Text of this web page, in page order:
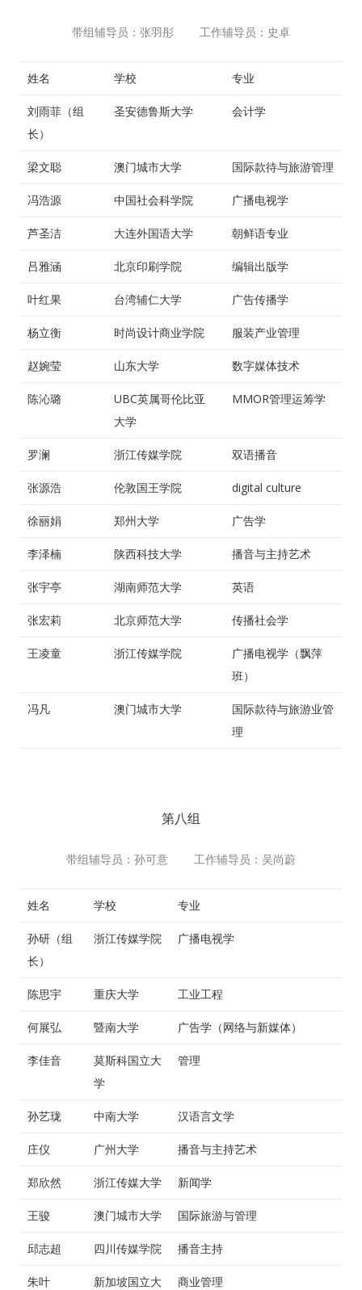
带组辅导员：张羽彤 工作辅导员：史卓
姓名 学校 专业
刘雨菲（组
长）
圣安德鲁斯大学 会计学
梁文聪 澳门城市大学 国际款待与旅游管理
冯浩源 中国社会科学院 广播电视学
芦圣洁 大连外国语大学 朝鲜语专业
吕雅涵 北京印刷学院 编辑出版学
叶红果 台湾辅仁大学 广告传播学
杨立衡 时尚设计商业学院 服装产业管理
赵婉莹 山东大学 数字媒体技术
陈沁璐
UBC英属哥伦比亚
大学
MMOR管理运筹学
罗澜 浙江传媒学院 双语播音
张源浩 伦敦国王学院 digital culture
徐丽娟 郑州大学 广告学
李泽楠 陕西科技大学 播音与主持艺术
张宇亭 湖南师范大学 英语
张宏莉 北京师范大学 传播社会学
王凌童 浙江传媒学院
广播电视学（飘萍
班）
冯凡 澳门城市大学
国际款待与旅游业管
理
第八组
带组辅导员：孙可意 工作辅导员：吴尚蔚
姓名 学校 专业
孙研（组
长）
浙江传媒学院 广播电视学
陈思宇 重庆大学 工业工程
何展弘 暨南大学 广告学（网络与新媒体）
李佳音
莫斯科国立大
学
管理
孙艺珑 中南大学 汉语言文学
庄仪 广州大学 播音与主持艺术
郑欣然 浙江传媒大学 新闻学
王骏 澳门城市大学 国际旅游与管理
邱志超 四川传媒学院 播音主持
朱叶
新加坡国立大
商业管理